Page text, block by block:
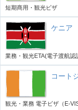
短期商用・観光ビザ
ケニア
業務・観光ETA(電子渡航認
コート
観光・業務 電子ビザ（E-